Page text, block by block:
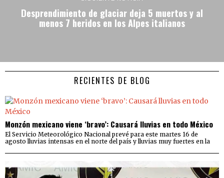
Desprendimiento de glaciar deja 5 muertos y al
menos 7 heridos en los Alpes italianos
RECIENTES DE BLOG
Monzón mexicano viene ‘bravo’: Causará lluvias en todo México
El Servicio Meteorológico Nacional prevé para este martes 16 de
agosto lluvias intensas en el norte del país y lluvias muy fuertes en la